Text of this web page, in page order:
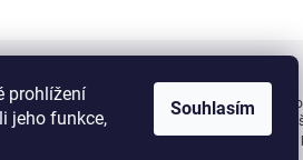
prohlížení
jeho funkce,
Souhlasím
Nakupujte na Zuty bezpečně a bez
citlivá data v naprostém bezpečí,
serverem se přenášejí v zašifrované